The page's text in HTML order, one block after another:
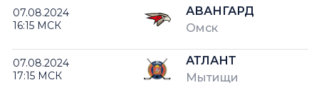
07.08.2024
16:15 МСК
АВАНГАРД
Омск
07.08.2024
17:15 МСК
АТЛАНТ
Мытищи